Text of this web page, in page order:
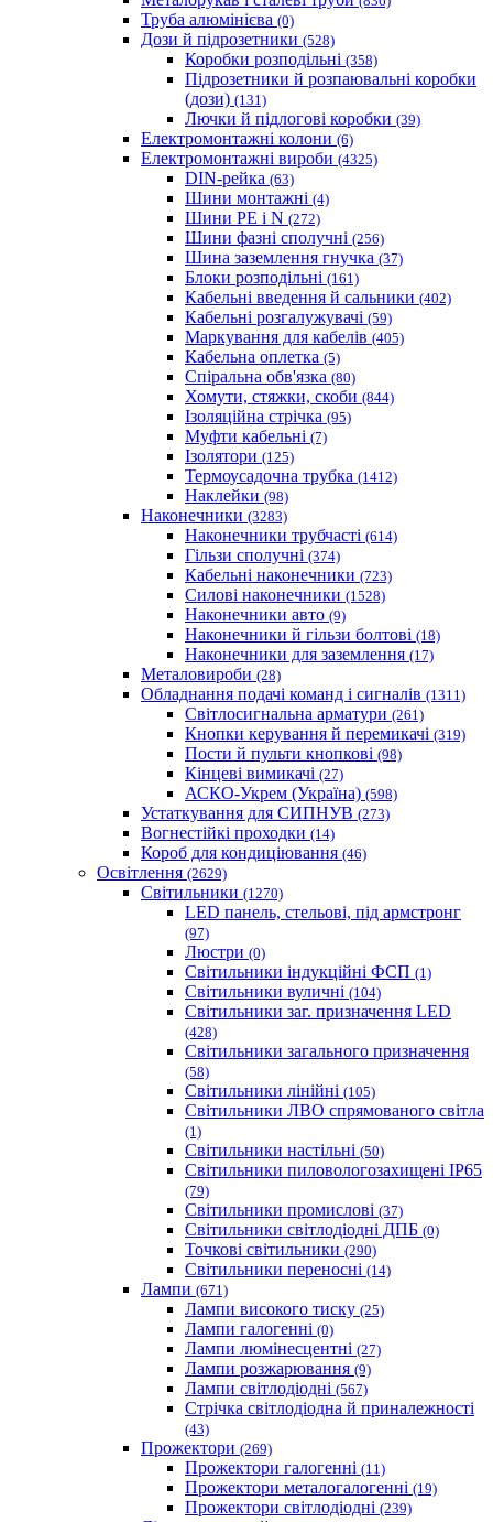
Труба алюмінієва (0)
Дози й підрозетники (528)
Коробки розподільні (358)
Підрозетники й розпаювальні коробки
(дози) (131)
Лючки й підлогові коробки (39)
Електромонтажні колони (6)
Електромонтажні вироби (4325)
DIN-рейка (63)
Шини монтажні (4)
Шини PE і N (272)
Шини фазні сполучні (256)
Шина заземлення гнучка (37)
Блоки розподільні (161)
Кабельні введення й сальники (402)
Кабельні розгалужувачі (59)
Маркування для кабелів (405)
Кабельна оплетка (5)
Спіральна обв'язка (80)
Хомути, стяжки, скоби (844)
Ізоляційна стрічка (95)
Муфти кабельні (7)
Ізолятори (125)
Термоусадочна трубка (1412)
Наклейки (98)
Наконечники (3283)
Наконечники трубчасті (614)
Гільзи сполучні (374)
Кабельні наконечники (723)
Силові наконечники (1528)
Наконечники авто (9)
Наконечники й гільзи болтові (18)
Наконечники для заземлення (17)
Металовироби (28)
Обладнання подачі команд і сигналів (1311)
Світлосигнальна арматури (261)
Кнопки керування й перемикачі (319)
Пости й пульти кнопкові (98)
Кінцеві вимикачі (27)
АСКО-Укрем (Україна) (598)
Устаткування для СИПНУВ (273)
Вогнестійкі проходки (14)
Короб для кондиціювання (46)
Освітлення (2629)
Світильники (1270)
LED панель, стельові, під армстронг
(97)
Люстри (0)
Світильники індукційні ФСП (1)
Світильники вуличні (104)
Світильники заг. призначення LED
(428)
Світильники загального призначення
(58)
Світильники лінійні (105)
Світильники ЛВО спрямованого світла
(1)
Світильники настільні (50)
Світильники пиловологозахищені IP65
(79)
Світильники промислові (37)
Світильники світлодіодні ДПБ (0)
Точкові світильники (290)
Світильники переносні (14)
Лампи (671)
Лампи високого тиску (25)
Лампи галогенні (0)
Лампи люмінесцентні (27)
Лампи розжарювання (9)
Лампи світлодіодні (567)
Стрічка світлодіодна й приналежності
(43)
Прожектори (269)
Прожектори галогенні (11)
Прожектори металогалогенні (19)
Прожектори світлодіодні (239)